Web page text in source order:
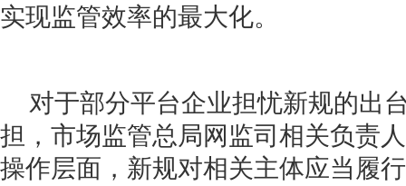
实现监管效率的最大化。
对于部分平台企业担忧新规的出
担，市场监管总局网监司相关负责
操作层面，新规对相关主体应当履